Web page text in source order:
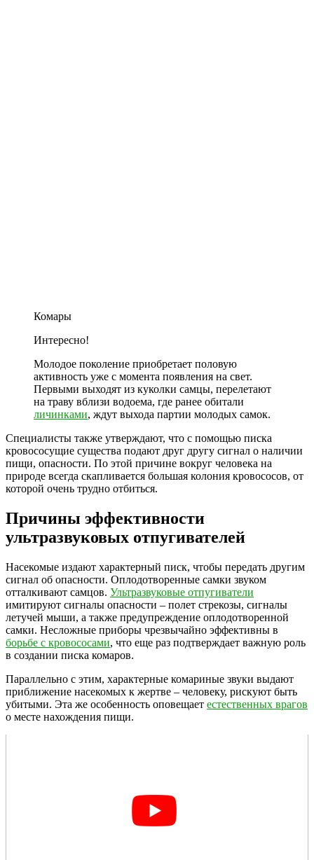
Комары
Интересно!
Молодое поколение приобретает половую
активность уже с момента появления на свет.
Первыми выходят из куколки самцы, перелетают
на траву вблизи водоема, где ранее обитали
личинками, ждут выхода партии молодых самок.
Специалисты также утверждают, что с помощью писка
кровососущие существа подают друг другу сигнал о наличии
пищи, опасности. По этой причине вокруг человека на
природе всегда скапливается большая колония кровососов, от
которой очень трудно отбиться.
Причины эффективности
ультразвуковых отпугивателей
Насекомые издают характерный писк, чтобы передать другим
сигнал об опасности. Оплодотворенные самки звуком
отталкивают самцов. Ультразвуковые отпугиватели
имитируют сигналы опасности – полет стрекозы, сигналы
летучей мыши, а также предупреждение оплодотворенной
самки. Несложные приборы чрезвычайно эффективны в
борьбе с кровососами, что еще раз подтверждает важную роль
в создании писка комаров.
Параллельно с этим, характерные комариные звуки выдают
приближение насекомых к жертве – человеку, рискуют быть
убитыми. Эта же особенность оповещает естественных врагов
о месте нахождения пищи.